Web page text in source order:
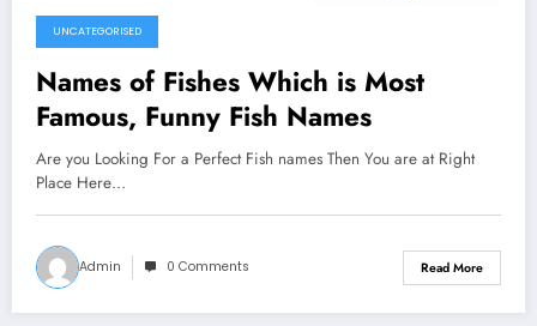
UNCATEGORISED
Names of Fishes Which is Most
Famous, Funny Fish Names
Are you Looking For a Perfect Fish names Then You are at Right
Place Here…
Admin 0 Comments Read More